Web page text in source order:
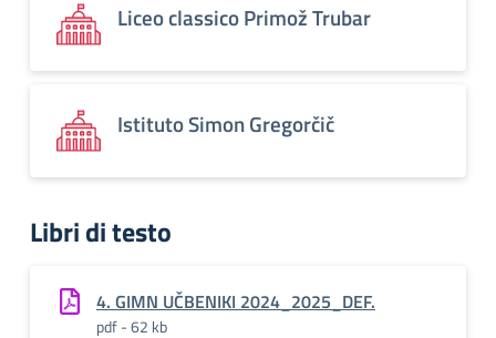
Liceo classico Primož Trubar
Istituto Simon Gregorčič
Libri di testo
4. GIMN UČBENIKI 2024_2025_DEF.
pdf - 62 kb